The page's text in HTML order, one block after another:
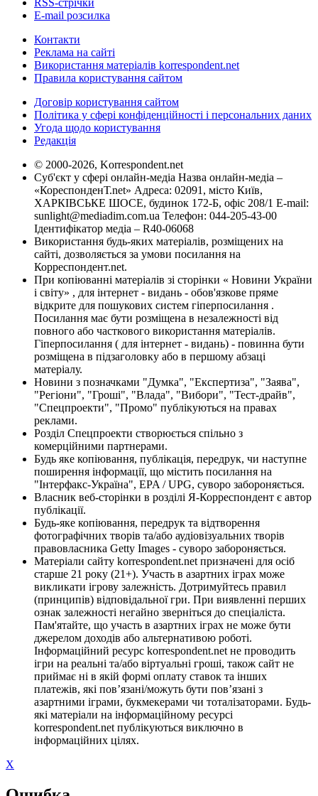
RSS-стрічки
E-mail розсилка
Контакти
Реклама на сайті
Використання матеріалів korrespondent.net
Правила користування сайтом
Договір користування сайтом
Політика у сфері конфіденційності і персональних даних
Угода щодо користування
Редакція
© 2000-2026, Korrespondent.net
Суб'єкт у сфері онлайн-медіа Назва онлайн-медіа –
«КореспонденТ.net» Адреса: 02091, місто Київ,
ХАРКІВСЬКЕ ШОСЕ, будинок 172-Б, офіс 208/1 E-mail:
sunlight@mediadim.com.ua Телефон: 044-205-43-00
Ідентифікатор медіа – R40-06068
Використання будь-яких матеріалів, розміщених на
сайті, дозволяється за умови посилання на
Корреспондент.net.
При копіюванні матеріалів зі сторінки « Новини України
і світу» , для інтернет - видань - обов'язкове пряме
відкрите для пошукових систем гіперпосилання .
Посилання має бути розміщена в незалежності від
повного або часткового використання матеріалів.
Гіперпосилання ( для інтернет - видань) - повинна бути
розміщена в підзаголовку або в першому абзаці
матеріалу.
Новини з позначками "Думка", "Експертиза", "Заява",
"Регіони", "Гроші", "Влада", "Вибори", "Тест-драйв",
"Спецпроекти", "Промо" публікуються на правах
реклами.
Розділ Спецпроекти створюється спільно з
комерційними партнерами.
Будь яке копіювання, публікація, передрук, чи наступне
поширення інформації, що містить посилання на
"Інтерфакс-Україна", EPA / UPG, суворо забороняється.
Власник веб-сторінки в розділі Я-Корреспондент є автор
публікації.
Будь-яке копіювання, передрук та відтворення
фотографічних творів та/або аудіовізуальних творів
правовласника Getty Images - суворо забороняється.
Матеріали сайту korrespondent.net призначені для осіб
старше 21 року (21+). Участь в азартних іграх може
викликати ігрову залежність. Дотримуйтесь правил
(принципів) відповідальної гри. При виявленні перших
ознак залежності негайно зверніться до спеціаліста.
Пам'ятайте, що участь в азартних іграх не може бути
джерелом доходів або альтернативою роботі.
Інформаційний ресурс korrespondent.net не проводить
ігри на реальні та/або віртуальні гроші, також сайт не
приймає ні в якій формі оплату ставок та інших
платежів, які пов’язані/можуть бути пов’язані з
азартними іграми, букмекерами чи тоталізаторами. Будь-
які матеріали на інформаційному ресурсі
korrespondent.net публікуються виключно в
інформаційних цілях.
X